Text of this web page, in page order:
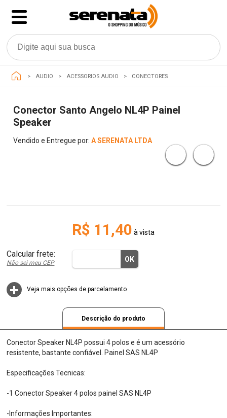
AUDIO ACESSORIOS AUDIO CONECTORES
Conector Santo Angelo NL4P Painel
Speaker
Vendido e Entregue por:A SERENATA LTDA
R$ 11,40 à vista
Não sei meu CEP
Veja mais opções de parcelamento
Descrição do produto
Conector Speaker NL4P possui 4 polos e é um acessório
resistente, bastante confiável. Painel SAS NL4P
Especificações Tecnicas:
-1 Conector Speaker 4 polos painel SAS NL4P
-Informações Importantes: